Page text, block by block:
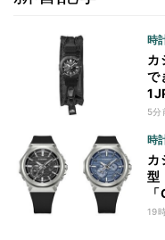
時
カ
で
5分
時
カ
型
19